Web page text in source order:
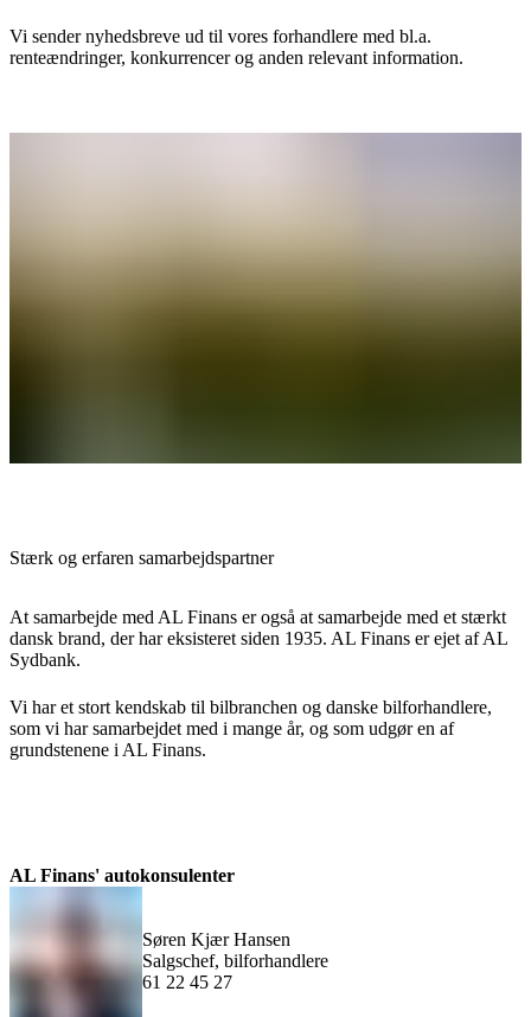
Vi sender nyhedsbreve ud til vores forhandlere med bl.a.
renteændringer, konkurrencer og anden relevant information.
Stærk og erfaren samarbejdspartner
At samarbejde med AL Finans er også at samarbejde med et stærkt
dansk brand, der har eksisteret siden 1935. AL Finans er ejet af AL
Sydbank.
Vi har et stort kendskab til bilbranchen og danske bilforhandlere,
som vi har samarbejdet med i mange år, og som udgør en af
grundstenene i AL Finans.
AL Finans' autokonsulenter
Søren Kjær Hansen
Salgschef, bilforhandlere
61 22 45 27